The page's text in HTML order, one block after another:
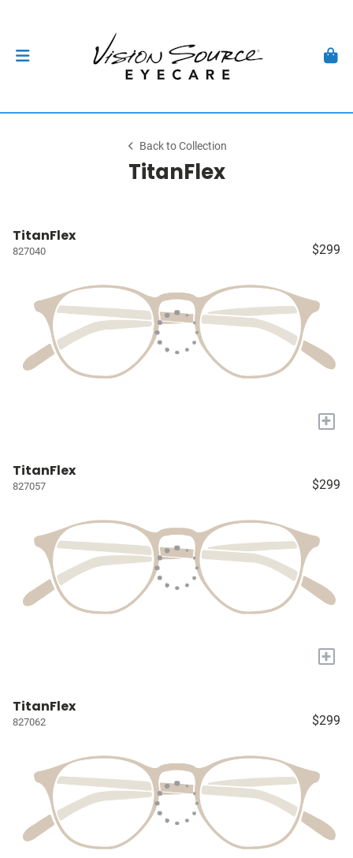
Back to Collection
TitanFlex
TitanFlex
827040 $299
+
TitanFlex
827057 $299
+
TitanFlex
827062 $299